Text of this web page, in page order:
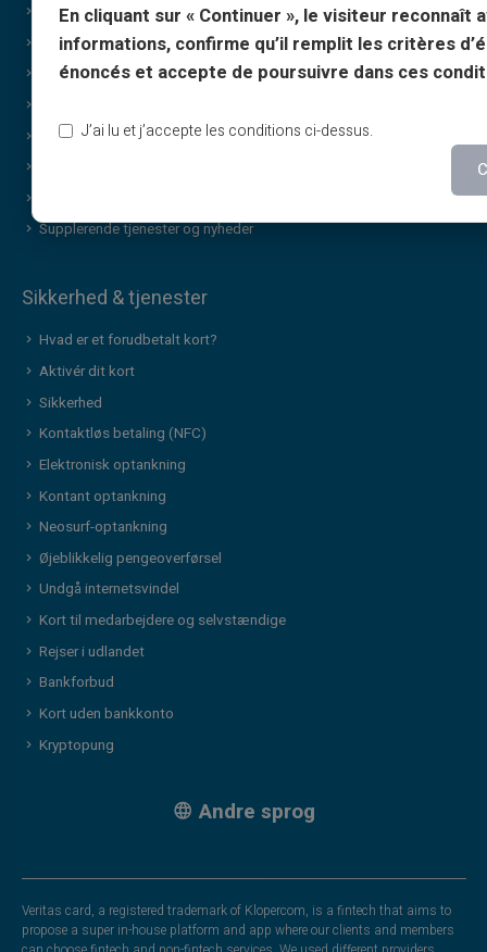
Gaver
Særligt cashback-tilbud
Ingen dokumentation for indkomst
Deling
Supplerende tjenester og nyheder
Sikkerhed & tjenester
Hvad er et forudbetalt kort?
Aktivér dit kort
Sikkerhed
Kontaktløs betaling (NFC)
Elektronisk optankning
Kontant optankning
Neosurf-optankning
Øjeblikkelig pengeoverførsel
Undgå internetsvindel
Kort til medarbejdere og selvstændige
Rejser i udlandet
Bankforbud
Kort uden bankkonto
Kryptopung
Andre sprog
Veritas card, a registered trademark of Klopercom, is a fintech that aims to
propose a super in-house platform and app where our clients and members
En cliquant sur « Continuer », le visiteur reconnaît
informations, confirme qu’il remplit les critères
énoncés et accepte de poursuivre dans ces
J’ai lu et j’accepte les conditions ci-dessus.